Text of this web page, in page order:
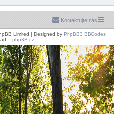
Kontaktujte nás
Limited | Designed by PhpBB3 BBCodes
– phpBB.cz